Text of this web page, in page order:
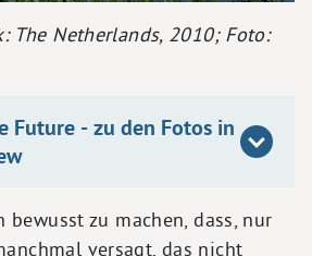
The Netherlands, 2010; Foto:
Future - zu den Fotos in
zu machen, dass, nur
versagt, das nicht